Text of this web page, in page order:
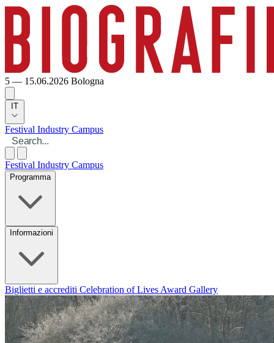
5 — 15.06.2026 Bologna
IT
Festival Industry Campus
Festival Industry Campus
Programma
Informazioni
Biglietti e accrediti Celebration of Lives Award Gallery